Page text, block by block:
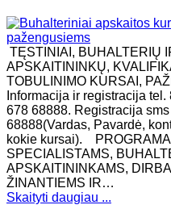
TĘSTINIAI, BUHALTERIŲ
APSKAITININKŲ,
TOBULINIMO KURSAI,
Informacija ir registracija
678 68888. Registracija
68888(Vardas, Pavardė,
kokie kursai). ​PROGRAMA
SPECIALISTAMS,
APSKAITININKAMS,
ŽINANTIEMS IR…
Skaityti daugiau ...